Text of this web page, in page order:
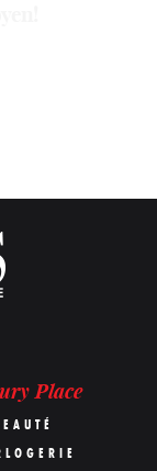
Iris
Place